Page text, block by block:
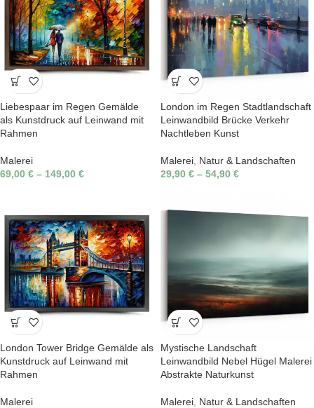
Liebespaar im Regen Gemälde
als Kunstdruck auf Leinwand mit
Rahmen
Malerei
69,00 € – 149,00 €
London im Regen Stadtlandschaft
Leinwandbild Brücke Verkehr
Nachtleben Kunst
Malerei Natur & Landschaften
29,90 € – 54,90 €
London Tower Bridge Gemälde als
Kunstdruck auf Leinwand mit
Rahmen
Malerei
Mystische Landschaft
Leinwandbild Nebel Hügel Malerei
Abstrakte Naturkunst
Malerei Natur & Landschaften